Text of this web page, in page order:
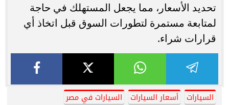
تحديد الأسعار، مما يجعل المستهلك في حاجة
لمتابعة مستمرة لتطورات السوق قبل اتخاذ أي
قرارات شراء.
السيارات أسعار السيارات
السيارات في مصر